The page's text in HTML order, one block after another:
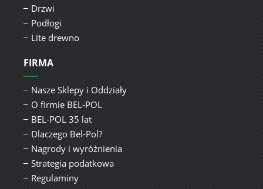
Drzwi
Podłogi
Lite drewno
FIRMA
Nasze Sklepy i Oddziały
O firmie BEL-POL
BEL-POL 35 lat
Dlaczego Bel-Pol?
Nagrody i wyróżnienia
Strategia podatkowa
Regulaminy